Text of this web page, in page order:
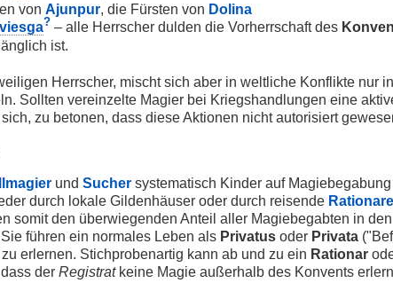
von Ajunpur, die Fürsten von Dolina
? – alle Herrscher dulden die Vorherrschaft des
ist.
Herrscher, mischt sich aber in weltliche Konflikte nur
Sollten vereinzelte Magier bei Kriegshandlungen eine
zu betonen, dass diese Aktionen nicht autorisiert
und Suchersystematisch Kinder auf
durch lokale Gildenhäuser oder durch reisende Rationare
somit den überwiegenden Anteil aller Magiebegabten in
führen ein normales Leben als Privatusoder Privata
erlernen. Stichprobenartig kann ab und zu ein Rationar
der Registratkeine Magie außerhalb des Konvents